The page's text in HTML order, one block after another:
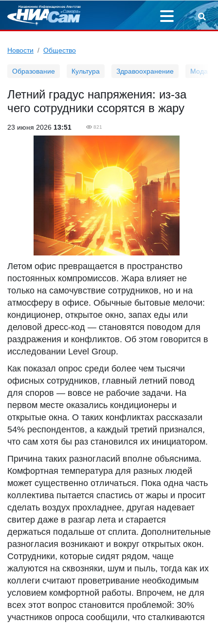
Новости Общество
Образование Культура Здравоохранение Мода
Летний градус напряжения: из-за
чего сотрудники ссорятся в жару
23 июня 2026 13:51 821
Летом офис превращается в пространство
постоянных компромиссов. Жара влияет не
только на самочувствие сотрудников, но и на
атмосферу в офисе. Обычные бытовые мелочи:
кондиционер, открытое окно, запах еды или
деловой дресс-код — становятся поводом для
раздражения и конфликтов. Об этом говорится в
исследовании Level Group.
Как показал опрос среди более чем тысячи
офисных сотрудников, главный летний повод
для споров — вовсе не рабочие задачи. На
первом месте оказались кондиционеры и
открытые окна. О таких конфликтах рассказали
54% респондентов, а каждый третий признался,
что сам хотя бы раз становился их инициатором.
Причина таких разногласий вполне объяснима.
Комфортная температура для разных людей
может существенно отличаться. Пока одна часть
коллектива пытается спастись от жары и просит
сделать воздух прохладнее, другая надевает
свитер даже в разгар лета и старается
держаться подальше от сплита. Дополнительные
разногласия возникают и вокруг открытых окон.
Сотрудники, которые сидят рядом, чаще
жалуются на сквозняки, шум и пыль, тогда как их
коллеги считают проветривание необходимым
условием комфортной работы. Впрочем, не для
всех этот вопрос становится проблемой: 30%
участников опроса сообщили, что сталкиваются